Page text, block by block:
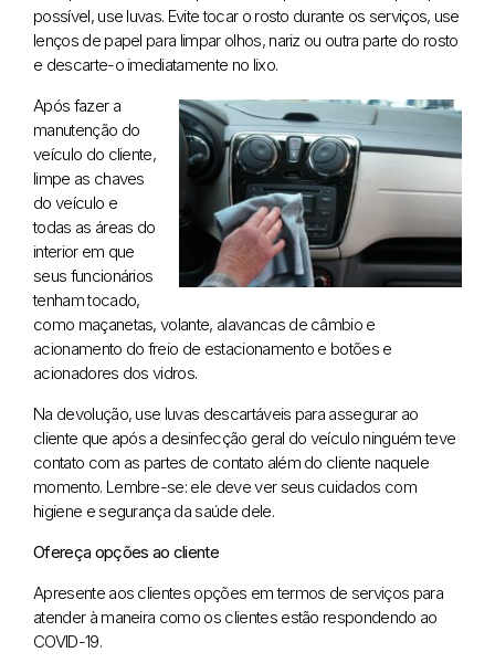
possível, use luvas. Evite tocar o rosto durante os serviços, use
lenços de papel para limpar olhos, nariz ou outra parte do rosto
e descarte-o imediatamente no lixo.
Após fazer a
manutenção do
veículo do cliente,
limpe as chaves
do veículo e
todas as áreas do
interior em que
seus funcionários
tenham tocado,
como maçanetas, volante, alavancas de câmbio e
acionamento do freio de estacionamento e botões e
acionadores dos vidros.
Na devolução, use luvas descartáveis para assegurar ao
cliente que após a desinfecção geral do veículo ninguém teve
contato com as partes de contato além do cliente naquele
momento. Lembre-se: ele deve ver seus cuidados com
higiene e segurança da saúde dele.
Ofereça opções ao cliente
Apresente aos clientes opções em termos de serviços para
atender à maneira como os clientes estão respondendo ao
COVID-19.